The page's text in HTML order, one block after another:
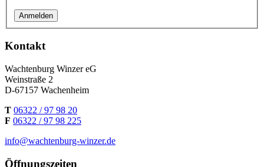
Anmelden
Kontakt
Wachtenburg Winzer eG
Weinstraße 2
D-67157 Wachenheim
T 06322 / 97 98 20
F 06322 / 97 98 225
info@wachtenburg-winzer.de
Öffnungszeiten